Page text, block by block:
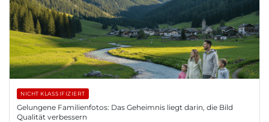
NICHT KLASSIFIZIERT
Gelungene Familienfotos: Das Geheimnis liegt darin, die Bild
Qualität verbessern